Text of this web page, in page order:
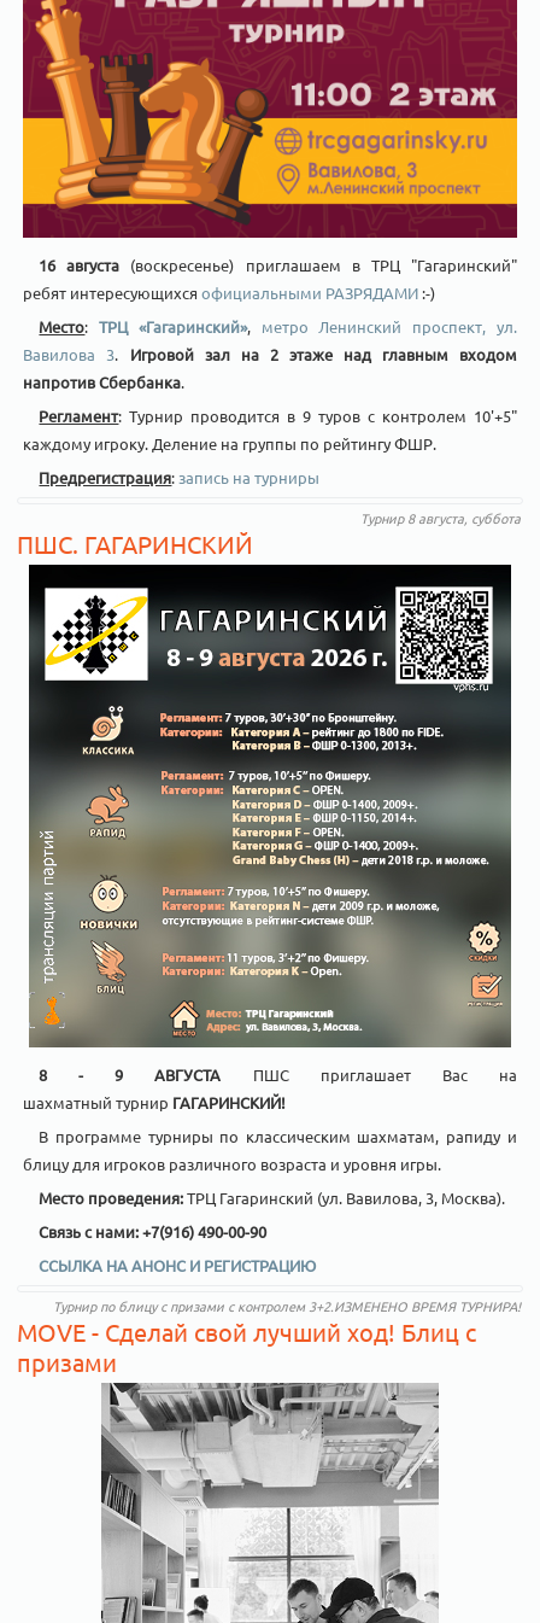
16 августа (воскресенье) приглашаем в ТРЦ "Гагаринский"
ребят интересующихсяофициальными РАЗРЯДАМИ :-)
Место:ТРЦ «Гагаринский», метро Ленинский проспект, ул.
Вавилова 3. Игровой зал на 2 этаже над главным входом
напротив Сбербанка.
Регламент: Турнир проводится в 9 туров с контролем 10'+5"
каждому игроку. Деление на группы по рейтингу ФШР.
Предрегистрация: запись на турниры
Турнир 8 августа, суббота
ПШС. ГАГАРИНСКИЙ
8 - 9 АВГУСТА ПШС приглашает Вас на
шахматный турнир ГАГАРИНСКИЙ!
В программе турниры по классическим шахматам, рапиду и
блицу для игроков различного возраста и уровня игры.
Место проведения:ТРЦ Гагаринский (ул. Вавилова, 3, Москва).
Связь с нами: +7(916) 490-00-90
ССЫЛКА НА АНОНС И РЕГИСТРАЦИЮ
Турнир по блицу с призами с контролем 3+2.ИЗМЕНЕНО ВРЕМЯ ТУРНИРА!
MOVE - Сделай свой лучший ход! Блиц с
призами